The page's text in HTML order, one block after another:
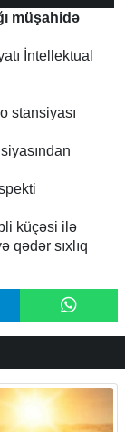
müşahidə
İntellektual
stansiyası
küçəsi ilə
qədər sıxlıq